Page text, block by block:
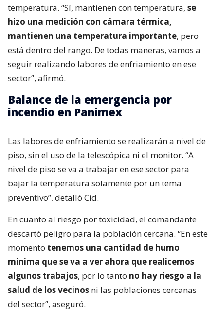
temperatura. “Sí, mantienen con temperatura, se
hizo una medición con cámara térmica,
mantienen una temperatura importante, pero
está dentro del rango. De todas maneras, vamos a
seguir realizando labores de enfriamiento en ese
sector”, afirmó.
Balance de la emergencia por
incendio en Panimex
Las labores de enfriamiento se realizarán a nivel de
piso, sin el uso de la telescópica ni el monitor. “A
nivel de piso se va a trabajar en ese sector para
bajar la temperatura solamente por un tema
preventivo”, detalló Cid.
En cuanto al riesgo por toxicidad, el comandante
descartó peligro para la población cercana. “En este
momento tenemos una cantidad de humo
mínima que se va a ver ahora que realicemos
algunos trabajos, por lo tanto no hay riesgo a la
salud de los vecinos ni las poblaciones cercanas
del sector”, aseguró.